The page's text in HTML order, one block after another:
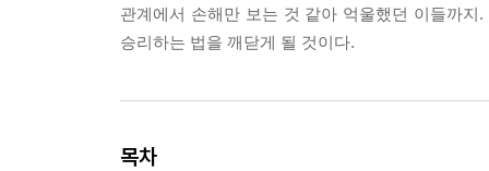
관계에서 손해만 보는 것 같아 억울했던 이들까
승리하는 법을 깨닫게 될 것이다.
목차